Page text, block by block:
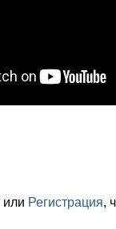
или Регистрация,